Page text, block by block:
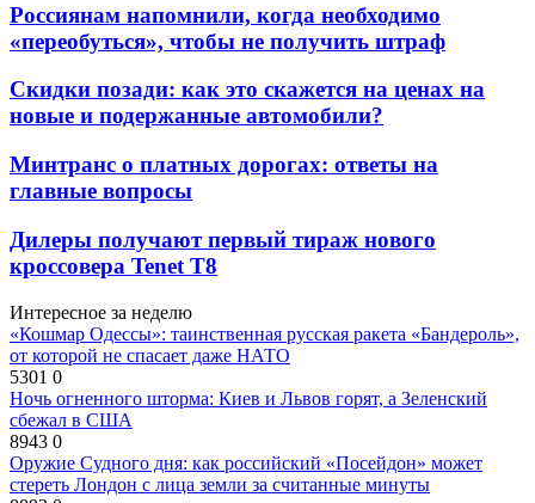
Россиянам напомнили, когда необходимо
«переобуться», чтобы не получить штраф
Скидки позади: как это скажется на ценах на
новые и подержанные автомобили?
Минтранс о платных дорогах: ответы на
главные вопросы
Дилеры получают первый тираж нового
кроссовера Tenet T8
Интересное за неделю
«Кошмар Одессы»: таинственная русская ракета «Бандероль»,
от которой не спасает даже НАТО
5301 0
Ночь огненного шторма: Киев и Львов горят, а Зеленский
сбежал в США
8943 0
Оружие Судного дня: как российский «Посейдон» может
стереть Лондон с лица земли за считанные минуты